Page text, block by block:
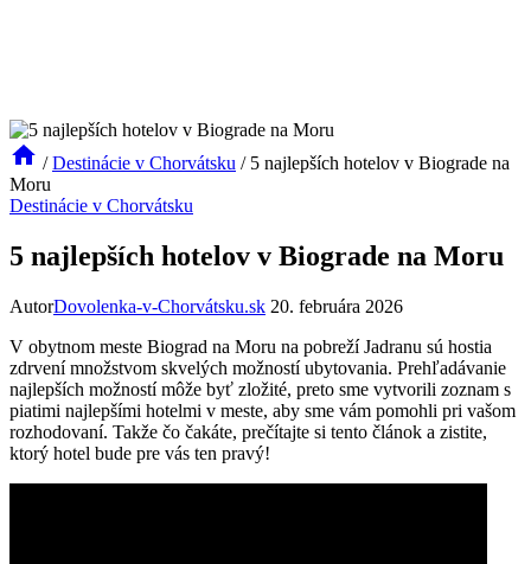
/ Destinácie v Chorvátsku / 5 najlepších hotelov v Biograde na
Moru
Destinácie v Chorvátsku
5 najlepších hotelov v Biograde na Moru
AutorDovolenka-v-Chorvátsku.sk 20. februára 2026
V obytnom meste Biograd na Moru na pobreží Jadranu sú⁣ hostia
zdrvení množstvom skvelých možností ubytovania. Prehľadávanie
najlepších možností môže byť zložité,⁣ preto sme ⁢vytvorili zoznam s
piatimi najlepšími ⁢hotelmi v meste, aby sme vám pomohli pri vašom⁤
rozhodovaní.⁤ Takže čo čakáte, ‍prečítajte si tento článok a zistite,
⁢ktorý hotel ‍bude pre vás ten pravý!